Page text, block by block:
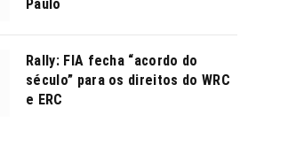
Paulo
Rally: FIA fecha “acordo do
século” para os direitos do WRC
e ERC